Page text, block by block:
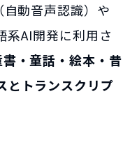
自動音声認識）や
系AI開発に利用さ
書・童話・絵本・昔
とトランスクリプ